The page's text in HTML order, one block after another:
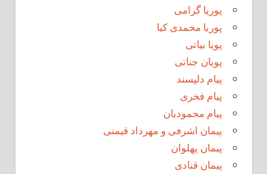
پوریا گرامی
پوریا محمدی کیا
پویا بیاتی
پویان جناتی
پیام دلپسند
پیام فخری
پیام محمودیان
پیمان اشرفی و مهرداد قیمنی
پیمان پهلوان
پیمان قنادی